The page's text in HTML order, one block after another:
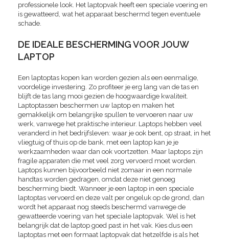
professionele look. Het laptopvak heeft een speciale voering en
is gewatteerd, wat het apparaat beschermd tegen eventuele
schade.
DE IDEALE BESCHERMING VOOR JOUW
LAPTOP
Een laptoptas kopen kan worden gezien als een eenmalige,
voordelige investering. Zo profiteer je erg lang van de tas en
blijft de tas lang mooi gezien de hoogwaardige kwaliteit.
Laptoptassen beschermen uw laptop en maken het
gemakkelijk om belangrijke spullen te vervoeren naar uw
werk, vanwege het praktische interieur. Laptops hebben veel
veranderd in het bedrijfsleven: waar je ook bent, op straat, in het
vliegtuig of thuis op de bank, met een laptop kan je je
werkzaamheden waar dan ook voortzetten. Maar laptops zijn
fragile apparaten die met veel zorg vervoerd moet worden.
Laptops kunnen bijvoorbeeld niet zomaar in een normale
handtas worden gedragen, omdat deze niet genoeg
bescherming biedt. Wanneer je een laptop in een speciale
laptoptas vervoerd en deze valt per ongeluk op de grond, dan
wordt het apparaat nog steeds beschermd vanwege de
gewatteerde voering van het speciale laptopvak. Wel is het
belangrijk dat de laptop goed past in het vak. Kies dus een
laptoptas met een formaat laptopvak dat hetzelfde is als het